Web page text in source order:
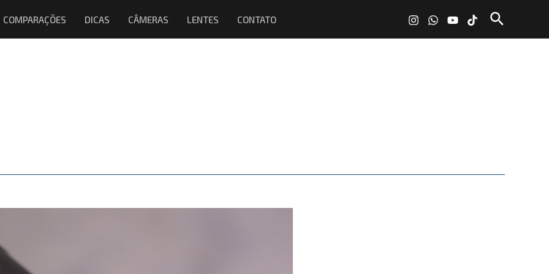
COMPARAÇÕES DICAS CÂMERAS LENTES CONTATO